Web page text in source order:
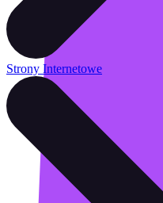
Strony Internetowe